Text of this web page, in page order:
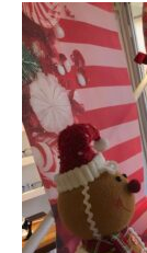
CONTACT